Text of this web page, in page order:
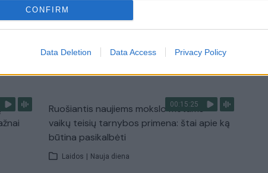
CONFIRM
Data Deletion Data Access Privacy Policy
00:15:25
Ruošiantis naujiems mokslo metams –
vaikų teisių tarnybos primena: štai apie ką
būtina pasikalbėti
Laidos | Nauja diena